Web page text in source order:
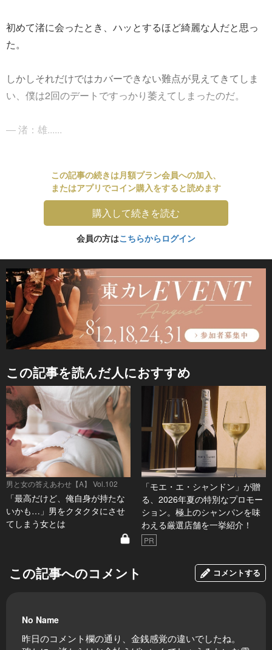
初めて渚に会ったとき、ハッとするほど綺麗な人だと思っ
た。
しかしそれだけではカバーできない難点が見えてきてしま
い、僕は2回のデートですっかり萎えてしまったのだ。
― 渚：雄......
この記事の続きは月額プラン会員への加入、
またはアプリでコイン購入をすると読めます
購入して続きを読む
会員の方はこちらからログイン
この記事を読んだ人におすすめ
男と女の答えあわせ【A】 Vol.102
「最高だけど、俺自身が持たな
いかも…」男をクタクタにさせ
てしまう女とは
「モエ・エ・シャンドン」が贈
る、2026年夏の特別なプロモー
ション。極上のシャンパンを味
わえる厳選店舗を一挙紹介！
PR
この記事へのコメント コメントする
No Name
昨日のコメント欄の通り、金銭感覚の違いでしたね。